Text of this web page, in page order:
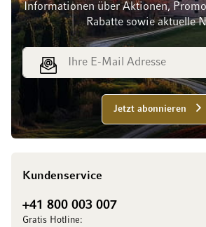
Informationen über Aktionen,
Rabatte sowie aktuelle
E-Mail Adresse
Jetzt abonnieren
Kundenservice
+41 800 003 007
Gratis Hotline: